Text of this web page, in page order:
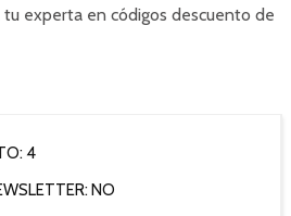
tu experta en códigos descuento de
4
NO